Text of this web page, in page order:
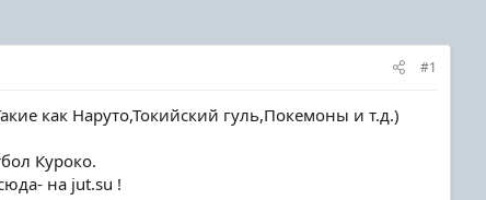
#1
как Наруто,Токийский гуль,Покемоны и т.д.)
Куроко.
на jut.su !